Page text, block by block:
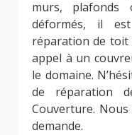
murs, plafonds
déformés, il
réparation de toit
appel à un
le domaine.
de réparation
Couverture.
demande.